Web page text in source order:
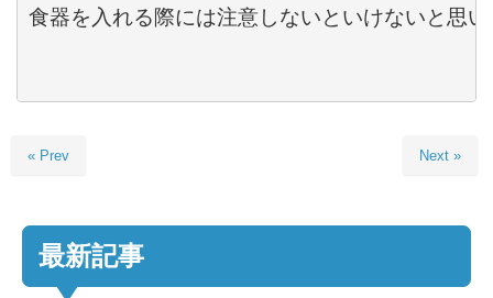
食器を入れる際には注意しないといけないと思
« Prev Next »
最新記事